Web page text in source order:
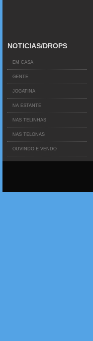
NOTICIAS/DROPS
EM CASA
GENTE
JOGATINA
NA ESTANTE
NAS TELINHAS
NAS TELONAS
OUVINDO E VENDO